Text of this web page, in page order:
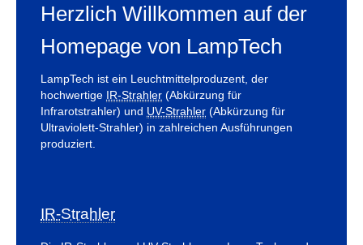
Herzlich Willkommen auf der
Homepage von LampTech
LampTech ist ein Leuchtmittelproduzent, der
hochwertige IR-Strahler (Abkürzung für
Infrarotstrahler) und UV-Strahler (Abkürzung für
Ultraviolett-Strahler) in zahlreichen Ausführungen
produziert.
IR-Strahler